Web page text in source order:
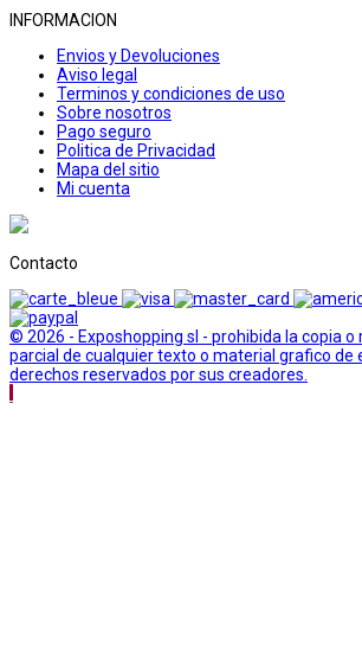
INFORMACION
Envios y Devoluciones
Aviso legal
Terminos y condiciones de uso
Sobre nosotros
Pago seguro
Politica de Privacidad
Mapa del sitio
Mi cuenta
Contacto
© 2026 - Exposhopping sl - prohibida la copia
parcial de cualquier texto o material grafico de
derechos reservados por sus creadores.